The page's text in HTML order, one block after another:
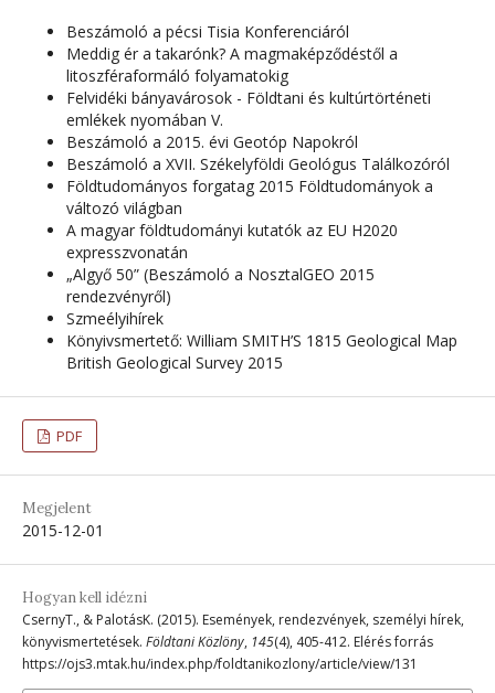
Beszámoló a pécsi Tisia Konferenciáról
Meddig ér a takarónk? A magmaképződéstől a
litoszféraformáló folyamatokig
Felvidéki bányavárosok - Földtani és kultúrtörténeti
emlékek nyomában V.
Beszámoló a 2015. évi Geotóp Napokról
Beszámoló a XVII. Székelyföldi Geológus Találkozóról
Földtudományos forgatag 2015 Földtudományok a
változó világban
A magyar földtudományi kutatók az EU H2020
expresszvonatán
„Algyő 50” (Beszámoló a NosztalGEO 2015
rendezvényről)
Szmeélyihírek
Könyivsmertető: William SMITH’S 1815 Geological Map
British Geological Survey 2015
PDF
Megjelent
2015-12-01
Hogyan kell idézni
CsernyT., & PalotásK. (2015). Események, rendezvények, személyi hírek,
könyvismertetések. Földtani Közlöny, 145(4), 405-412. Elérés forrás
https://ojs3.mtak.hu/index.php/foldtanikozlony/article/view/131